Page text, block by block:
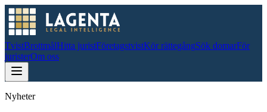
TvistBrottmålHitta juristFöretagstvistKör rättegångSök domarFör
juristerOm oss
Nyheter